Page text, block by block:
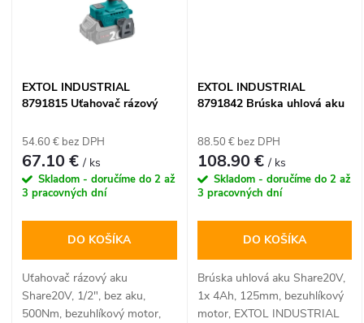
dojazdom dozadu hravo
zvládne aj náročný stúpavý
terén. Je ideálnym
záhrady či pre
poľnohospodárov, ktorý šetrí
EXTOL INDUSTRIAL
8791815 Uťahovač rázový
500Nm, bezuhlíkový motor
54.60 € bez DPH
67.10 €/ ks
Skladom - doručíme do 2 až
3 pracovných dní
DO KOŠÍKA
Uťahovač rázový aku
Share20V, 1/2", bez aku,
500Nm, bezuhlíkový motor,
EXTOL INDUSTRIAL
8791842 Brúska uhlová aku
bezuhlíkový motor
88.50 € bez DPH
108.90 €/ ks
Skladom - doručíme do 2 až
3 pracovných dní
DO KOŠÍKA
Brúska uhlová aku Share20V,
1x 4Ah, 125mm, bezuhlíkový
motor, EXTOL INDUSTRIAL